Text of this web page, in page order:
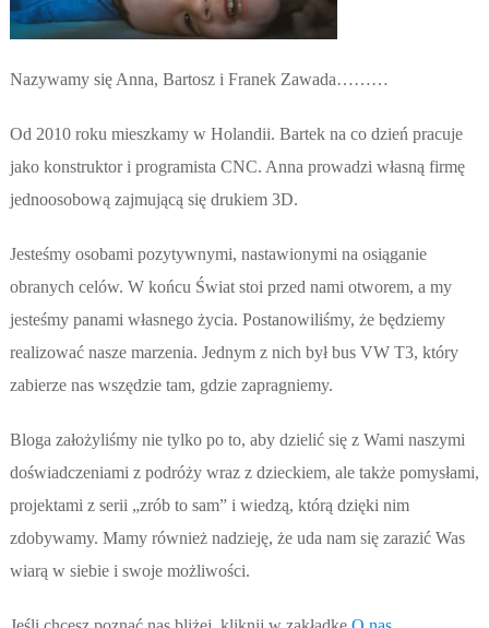
Nazywamy się Anna, Bartosz i Franek Zawada………
Od 2010 roku mieszkamy w Holandii. Bartek na co dzień pracuje
jako konstruktor i programista CNC. Anna prowadzi własną firmę
jednoosobową zajmującą się drukiem 3D.
Jesteśmy osobami pozytywnymi, nastawionymi na osiąganie
obranych celów. W końcu Świat stoi przed nami otworem, a my
jesteśmy panami własnego życia. Postanowiliśmy, że będziemy
realizować nasze marzenia. Jednym z nich był bus VW T3, który
zabierze nas wszędzie tam, gdzie zapragniemy.
Bloga założyliśmy nie tylko po to, aby dzielić się z Wami naszymi
doświadczeniami z podróży wraz z dzieckiem, ale także pomysłami,
projektami z serii „zrób to sam” i wiedzą, którą dzięki nim
zdobywamy. Mamy również nadzieję, że uda nam się zarazić Was
wiarą w siebie i swoje możliwości.